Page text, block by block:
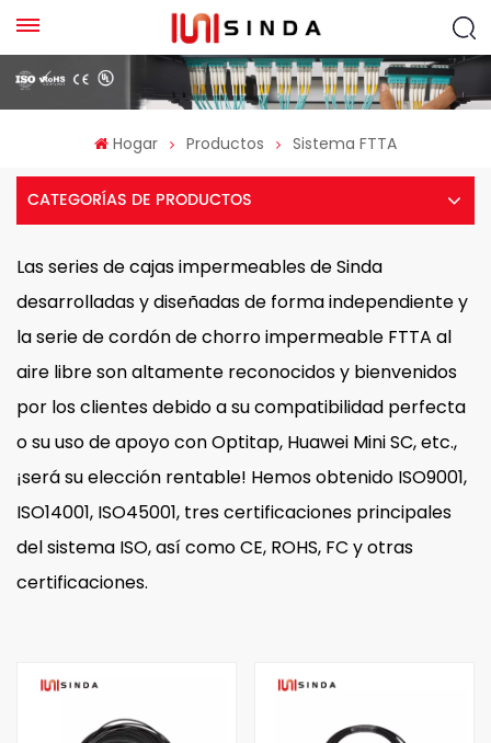
Hogar Productos Sistema FTTA
CATEGORÍAS DE PRODUCTOS
Las series de cajas impermeables de Sinda
desarrolladas y diseñadas de forma independiente y
la serie de cordón de chorro impermeable FTTA al
aire libre son altamente reconocidos y bienvenidos
por los clientes debido a su compatibilidad perfecta
o su uso de apoyo con Optitap, Huawei Mini SC, etc.,
¡será su elección rentable! Hemos obtenido ISO9001,
ISO14001, ISO45001, tres certificaciones principales
del sistema ISO, así como CE, ROHS, FC y otras
certificaciones.